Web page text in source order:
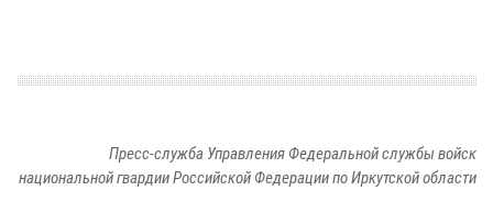
Пресс-служба Управления Федеральной службы войск
национальной гвардии Российской Федерации по Иркутской области